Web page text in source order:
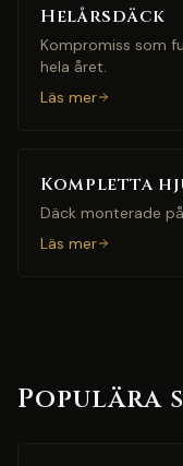
Helårsdäck
Kompromiss som
hela året.
Läs mer
Kompletta
Däck monterade
Läs mer
Populära